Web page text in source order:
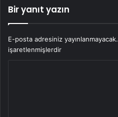
Bir yanıt yazın
E-posta adresiniz yayınlanmayacak.
işaretlenmişlerdir